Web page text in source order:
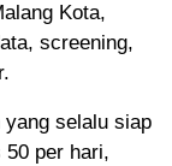
Kota,
screening,
yang selalu siap
per hari,